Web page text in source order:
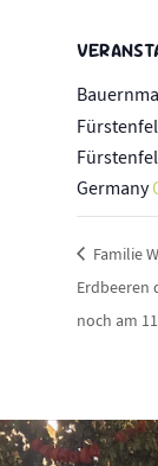
Germany
Familie
Erdbeeren
noch am